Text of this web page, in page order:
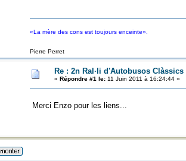
«La mère des cons est toujours enceinte».
Pierre Perret
Re : 2n Ral·li d'Autobusos Clàssics
« Répondre #1 le:11 Juin 2011 à 16:24:44 »
Merci Enzo pour les liens...